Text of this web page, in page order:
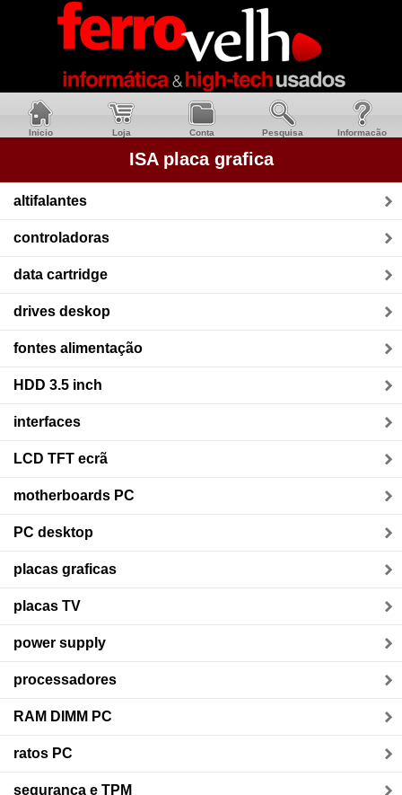
Inicio Loja Conta Pesquisa Informacão
ISA placa grafica
altifalantes
controladoras
data cartridge
drives deskop
fontes alimentação
HDD 3.5 inch
interfaces
LCD TFT ecrã
motherboards PC
PC desktop
placas graficas
placas TV
power supply
processadores
RAM DIMM PC
ratos PC
segurança e TPM